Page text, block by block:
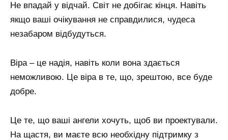
Не впадай у відчай. Світ не добігає кінця. Навіть
якщо ваші очікування не справдилися, чудеса
незабаром відбудуться.
Віра – це надія, навіть коли вона здається
неможливою. Це віра в те, що, зрештою, все буде
добре.
Це те, що ваші ангели хочуть, щоб ви проектували.
На щастя, ви маєте всю необхідну підтримку з